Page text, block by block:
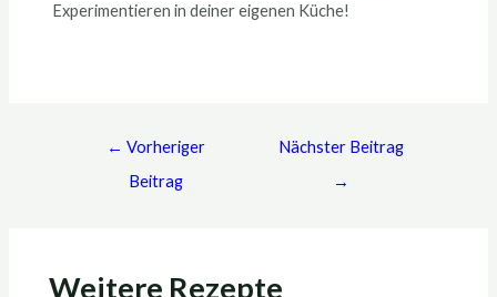
Experimentieren in deiner eigenen Küche!
← Vorheriger
Beitrag
Nächster Beitrag
→
Weitere Rezepte